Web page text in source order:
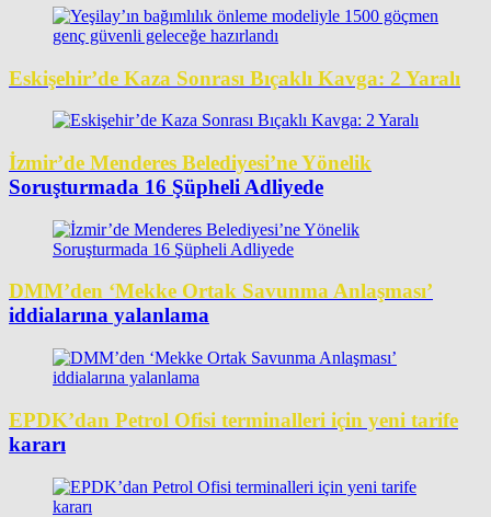
Eskişehir’de Kaza Sonrası Bıçaklı Kavga: 2 Yaralı
İzmir’de Menderes Belediyesi’ne Yönelik
Soruşturmada 16 Şüpheli Adliyede
DMM’den ‘Mekke Ortak Savunma Anlaşması’
iddialarına yalanlama
EPDK’dan Petrol Ofisi terminalleri için yeni tarife
kararı